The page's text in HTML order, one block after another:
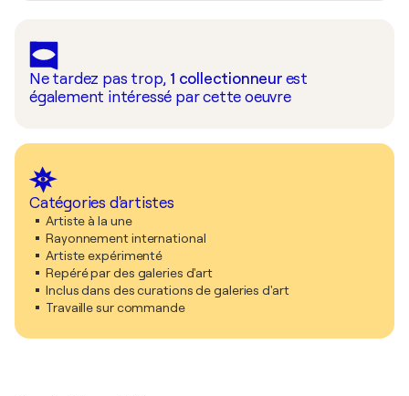
Ne tardez pas trop, 1 collectionneur est
également intéressé par cette oeuvre
Catégories d'artistes
Artiste à la une
Rayonnement international
Artiste expérimenté
Repéré par des galeries d'art
Inclus dans des curations de galeries d'art
Travaille sur commande